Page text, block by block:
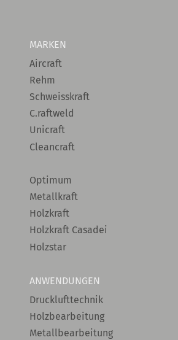
MARKEN
Aircraft
Rehm
Schweisskraft
C.raftweld
Unicraft
Cleancraft
Optimum
Metallkraft
Holzkraft
Holzkraft Casadei
Holzstar
ANWENDUNGEN
Drucklufttechnik
Holzbearbeitung
Metallbearbeitung